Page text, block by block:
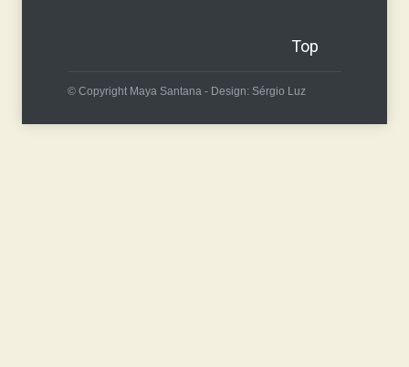
Top
© Copyright Maya Santana - Design: Sérgio Luz